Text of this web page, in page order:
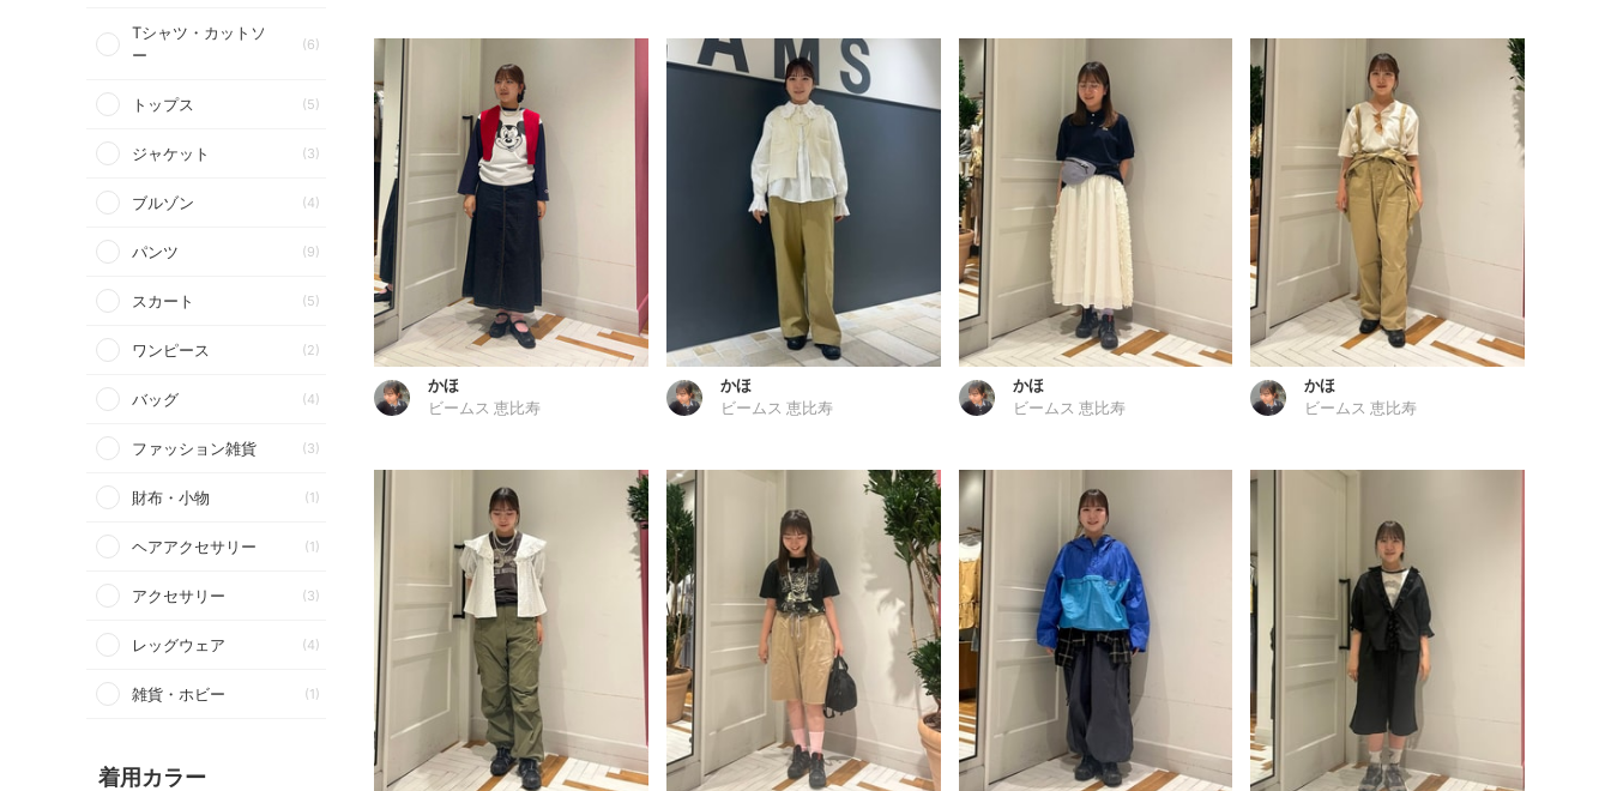
Tシャツ・カットソ
ー
(6)
トップス (5)
ジャケット (3)
ブルゾン (4)
パンツ (9)
スカート (5)
ワンピース (2)
バッグ (4)
ファッション雑貨 (3)
財布・小物 (1)
ヘアアクセサリー (1)
アクセサリー (3)
レッグウェア (4)
雑貨・ホビー (1)
着用カラー
かほ
ビームス 恵比寿
かほ
ビームス 恵比寿
かほ
ビームス 恵比寿
かほ
ビームス 恵比寿